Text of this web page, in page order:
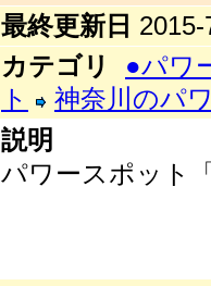
最終更新日
カテゴリ
●パワ
ト
神奈川のパ
説明
パワースポット